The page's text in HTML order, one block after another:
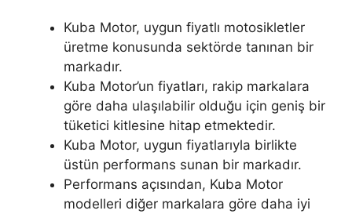
Kuba Motor, uygun fiyatlı motosikletler
üretme konusunda sektörde tanınan bir
markadır.
Kuba Motor’un fiyatları, rakip markalara
göre daha ulaşılabilir olduğu için geniş bir
tüketici kitlesine hitap etmektedir.
Kuba Motor, uygun fiyatlarıyla birlikte
üstün performans sunan bir markadır.
Performans açısından, Kuba Motor
modelleri diğer markalara göre daha iyi